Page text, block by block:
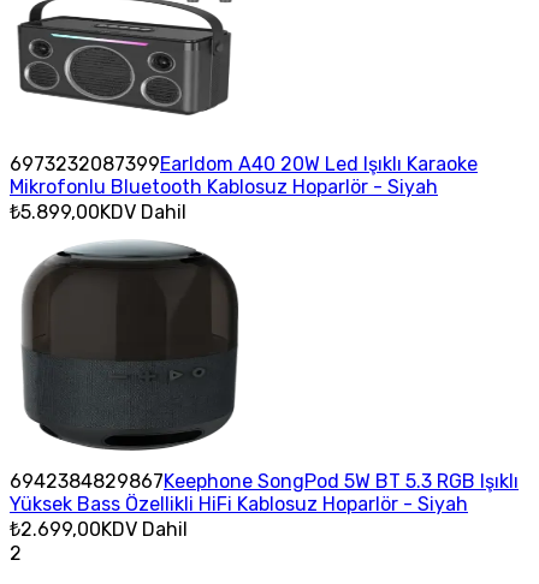
6973232087399Earldom A40 20W Led Işıklı Karaoke
Mikrofonlu Bluetooth Kablosuz Hoparlör - Siyah
₺5.899,00KDV Dahil
6942384829867Keephone SongPod 5W BT 5.3 RGB Işıklı
Yüksek Bass Özellikli HiFi Kablosuz Hoparlör - Siyah
₺2.699,00KDV Dahil
2